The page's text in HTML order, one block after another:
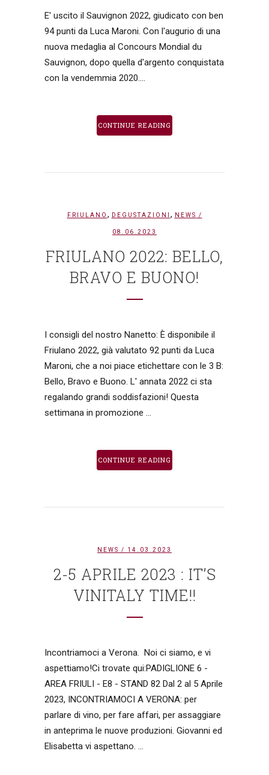
E' uscito il Sauvignon 2022, giudicato con ben
94 punti da Luca Maroni. Con l'augurio di una
nuova medaglia al Concours Mondial du
Sauvignon, dopo quella d'argento conquistata
con la vendemmia 2020....
CONTINUE READING
FRIULANO , DEGUSTAZIONI , NEWS /
08.06.2023
FRIULANO 2022: BELLO,
BRAVO E BUONO!
I consigli del nostro Nanetto: È disponibile il
Friulano 2022, già valutato 92 punti da Luca
Maroni, che a noi piace etichettare con le 3 B:
Bello, Bravo e Buono. L' annata 2022 ci sta
regalando grandi soddisfazioni! Questa
settimana in promozione ...
CONTINUE READING
NEWS / 14.03.2023
2-5 APRILE 2023 : IT’S
VINITALY TIME!!
Incontriamoci a Verona. Noi ci siamo, e vi
aspettiamo!Ci trovate qui:PADIGLIONE 6 -
AREA FRIULI - E8 - STAND 82 Dal 2 al 5 Aprile
2023, INCONTRIAMOCI A VERONA: per
parlare di vino, per fare affari, per assaggiare
in anteprima le nuove produzioni. Giovanni ed
Elisabetta vi aspettano. ...